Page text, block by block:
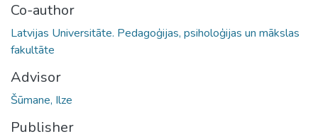
Co-author
Latvijas Universitāte. Pedagoģijas, psiholoģijas un mākslas
fakultāte
Advisor
Šūmane, Ilze
Publisher